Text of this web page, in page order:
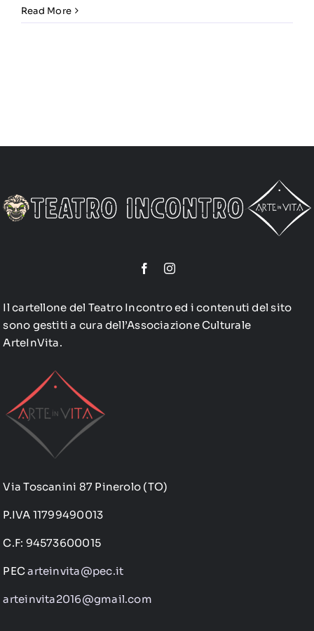
Read More
Il cartellone del Teatro Incontro ed i contenuti del sito
sono gestiti a cura dell’Associazione Culturale
ArteInVita.
Via Toscanini 87 Pinerolo (TO)
P.IVA 11799490013
C.F: 94573600015
PECarteinvita@pec.it
arteinvita2016@gmail.com